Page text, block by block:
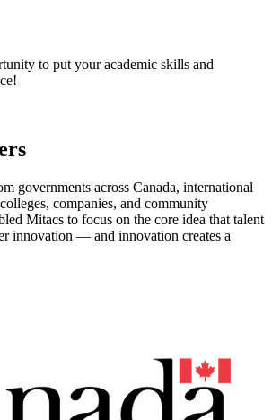
to put your academic skills and
governments across Canada, international
companies, and community
Mitacs to focus on the core idea that talent
innovation — and innovation creates a